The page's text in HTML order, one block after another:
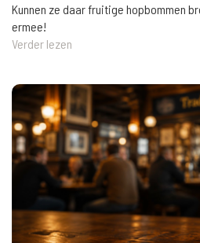
Kunnen ze daar fruitige hopbommen
ermee!
Verder lezen